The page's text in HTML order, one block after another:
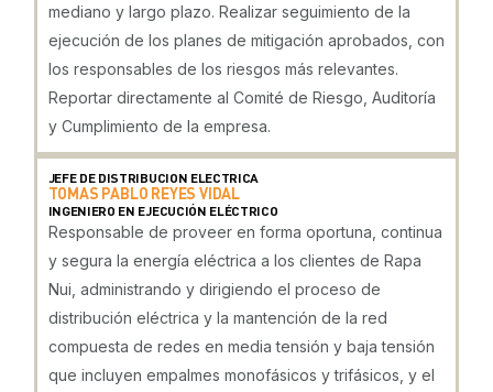
mediano y largo plazo. Realizar seguimiento de la
ejecución de los planes de mitigación aprobados, con
los responsables de los riesgos más relevantes.
Reportar directamente al Comité de Riesgo, Auditoría
y Cumplimiento de la empresa.
JEFE DE DISTRIBUCION ELECTRICA
TOMAS PABLO REYES VIDAL
INGENIERO EN EJECUCIÓN ELÉCTRICO
Responsable de proveer en forma oportuna, continua
y segura la energía eléctrica a los clientes de Rapa
Nui, administrando y dirigiendo el proceso de
distribución eléctrica y la mantención de la red
compuesta de redes en media tensión y baja tensión
que incluyen empalmes monofásicos y trifásicos, y el